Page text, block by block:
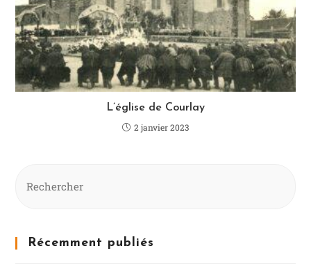
L’église de Courlay
2 janvier 2023
Récemment publiés